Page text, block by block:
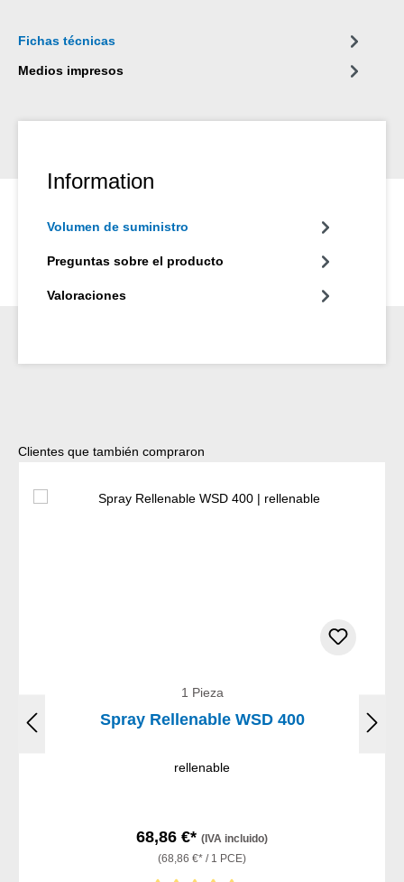
Fichas técnicas
Medios impresos
Information
Volumen de suministro
Preguntas sobre el producto
Valoraciones
Omitir la galería de productos
Clientes que también compraron
1 Pieza
Spray Rellenable WSD 400
rellenable
68,86 €* (IVA incluido)
(68,86 €* / 1 PCE)